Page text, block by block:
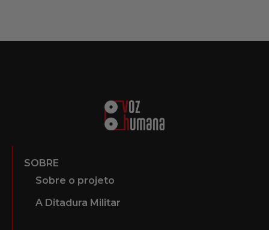
SOBRE
Sobre o projeto
A Ditadura Militar